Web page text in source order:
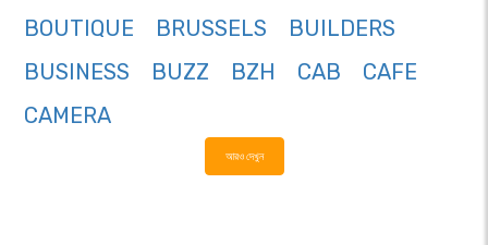
BOUTIQUE
BRUSSELS
BUILDERS
BUSINESS
BUZZ BZH CAB
CAFE
CAMERA
আরও দেখুন